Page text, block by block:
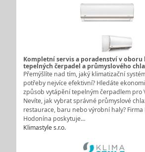
Kompletní servis a poradenství v oboru
tepelných čerpadel a průmyslového
Přemýšlíte nad tím, jaký klimatizační
potřeby nejvíce efektivní? Hledáte
způsob vytápění tepelným čerpadlem pro
Nevíte, jak vybrat správné průmyslové
restaurace, baru nebo výrobní haly? Firma
Hodonína poskytuje…
Klimastyle s.r.o.